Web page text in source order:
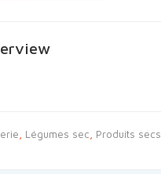
, Légumes sec, Produits secs